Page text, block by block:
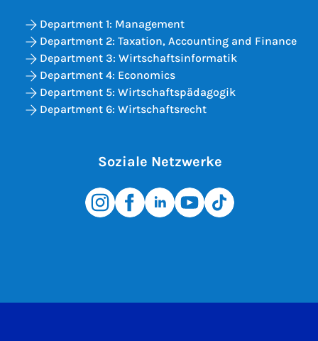
Department 1: Management
Department 2: Taxation, Accounting and Finance
Department 3: Wirtschaftsinformatik
Department 4: Economics
Department 5: Wirtschaftspädagogik
Department 6: Wirtschaftsrecht
Soziale Netzwerke